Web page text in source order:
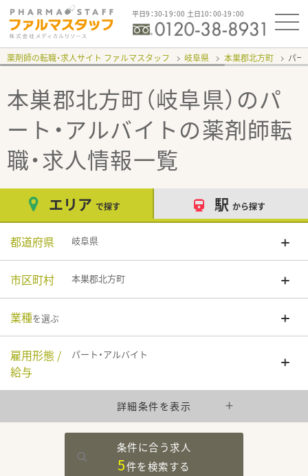
平日9：30-19：00 土日10：00-19：00
薬剤師の転職・求人サイト ファルマスタッフ 岐阜県 本巣郡北方町 パー
本巣郡北方町（岐阜県）のパ
ート・アルバイトの薬剤師転
職・求人情報一覧
エリア で探す 駅 から探す
都道府県 岐阜県
市区町村 本巣郡北方町
業種を選ぶ
雇用形態 /
給与
パート・アルバイト
詳細条件を表示
条件に合う求人
5件を検索する